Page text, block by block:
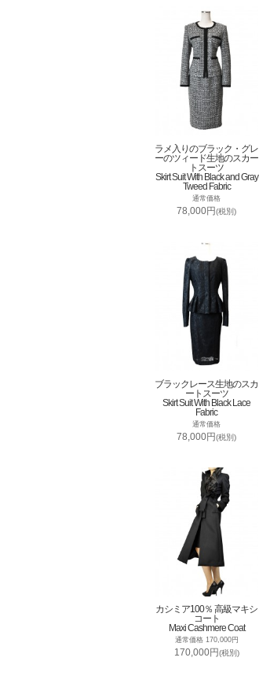
ラメ入りのブラック・グレ
ーのツィード生地のスカー
トスーツ
Skirt Suit With Black and Gray
Tweed Fabric
通常価格
78,000円(税別)
ブラックレース生地のスカ
ートスーツ
Skirt Suit With Black Lace
Fabric
通常価格
78,000円(税別)
カシミア100％ 高級マキシ
コート
Maxi Cashmere Coat
通常価格 170,000円
170,000円(税別)